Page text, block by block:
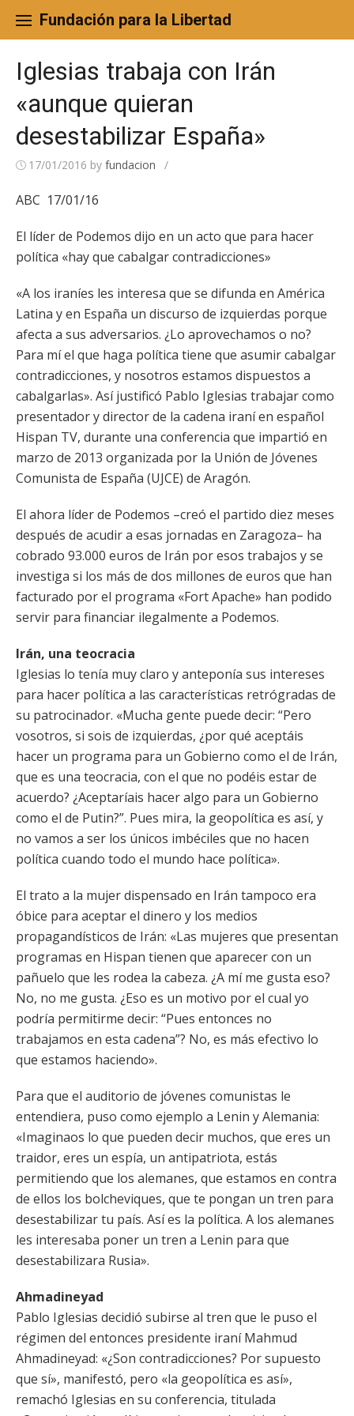
content
Fundación para la Libertad
Iglesias trabaja con Irán
«aunque quieran
desestabilizar España»
17/01/2016 by fundacion /
ABC 17/01/16
El líder de Podemos dijo en un acto que para hacer
política «hay que cabalgar contradicciones»
«A los iraníes les interesa que se difunda en América
Latina y en España un discurso de izquierdas porque
afecta a sus adversarios. ¿Lo aprovechamos o no?
Para mí el que haga política tiene que asumir cabalgar
contradicciones, y nosotros estamos dispuestos a
cabalgarlas». Así justificó Pablo Iglesias trabajar como
presentador y director de la cadena iraní en español
Hispan TV, durante una conferencia que impartió en
marzo de 2013 organizada por la Unión de Jóvenes
Comunista de España (UJCE) de Aragón.
El ahora líder de Podemos –creó el partido diez meses
después de acudir a esas jornadas en Zaragoza– ha
cobrado 93.000 euros de Irán por esos trabajos y se
investiga si los más de dos millones de euros que han
facturado por el programa «Fort Apache» han podido
servir para financiar ilegalmente a Podemos.
Irán, una teocracia
Iglesias lo tenía muy claro y anteponía sus intereses
para hacer política a las características retrógradas de
su patrocinador. «Mucha gente puede decir: “Pero
vosotros, si sois de izquierdas, ¿por qué aceptáis
hacer un programa para un Gobierno como el de Irán,
que es una teocracia, con el que no podéis estar de
acuerdo? ¿Aceptaríais hacer algo para un Gobierno
como el de Putin?”. Pues mira, la geopolítica es así, y
no vamos a ser los únicos imbéciles que no hacen
política cuando todo el mundo hace política».
El trato a la mujer dispensado en Irán tampoco era
óbice para aceptar el dinero y los medios
propagandísticos de Irán: «Las mujeres que presentan
programas en Hispan tienen que aparecer con un
pañuelo que les rodea la cabeza. ¿A mí me gusta eso?
No, no me gusta. ¿Eso es un motivo por el cual yo
podría permitirme decir: “Pues entonces no
trabajamos en esta cadena”? No, es más efectivo lo
que estamos haciendo».
Para que el auditorio de jóvenes comunistas le
entendiera, puso como ejemplo a Lenin y Alemania:
«Imaginaos lo que pueden decir muchos, que eres un
traidor, eres un espía, un antipatriota, estás
permitiendo que los alemanes, que estamos en contra
de ellos los bolcheviques, que te pongan un tren para
desestabilizar tu país. Así es la política. A los alemanes
les interesaba poner un tren a Lenin para que
desestabilizara Rusia».
Ahmadineyad
Pablo Iglesias decidió subirse al tren que le puso el
régimen del entonces presidente iraní Mahmud
Ahmadineyad: «¿Son contradicciones? Por supuesto
que sí», manifestó, pero «la geopolítica es así»,
remachó Iglesias en su conferencia, titulada